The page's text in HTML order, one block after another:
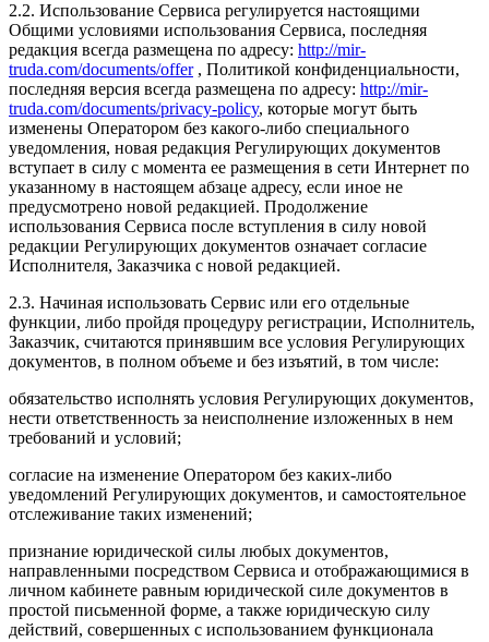
2.2. Использование Сервиса регулируется настоящими
Общими условиями использования Сервиса, последняя
редакция всегда размещена по адресу: http://mir-
truda.com/documents/offer, Политикой конфиденциальности,
последняя версия всегда размещена по адресу: http://mir-
truda.com/documents/privacy-policy, которые могут быть
изменены Оператором без какого-либо специального
уведомления, новая редакция Регулирующих документов
вступает в силу с момента ее размещения в сети Интернет по
указанному в настоящем абзаце адресу, если иное не
предусмотрено новой редакцией. Продолжение
использования Сервиса после вступления в силу новой
редакции Регулирующих документов означает согласие
Исполнителя, Заказчика с новой редакцией.
2.3. Начиная использовать Сервис или его отдельные
функции, либо пройдя процедуру регистрации, Исполнитель,
Заказчик, считаются принявшим все условия Регулирующих
документов, в полном объеме и без изъятий, в том числе:
обязательство исполнять условия Регулирующих документов,
нести ответственность за неисполнение изложенных в нем
требований и условий;
согласие на изменение Оператором без каких-либо
уведомлений Регулирующих документов, и самостоятельное
отслеживание таких изменений;
признание юридической силы любых документов,
направленными посредством Сервиса и отображающимися в
личном кабинете равным юридической силе документов в
простой письменной форме, а также юридическую силу
действий, совершенных с использованием функционала